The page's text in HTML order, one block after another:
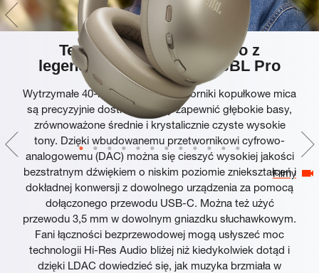
Filmy
Technologia Hi-Res Audio z
legendarnym dźwiękiem JBL Pro
Wytrzymałe 40-milimetrowe przetworniki kopułkowe mica
są precyzyjnie dostrojone, aby zapewnić głębokie basy,
zrównoważone średnie i krystalicznie czyste wysokie
tony. Dzięki wbudowanemu przetwornikowi cyfrowo-
analogowemu (DAC) można się cieszyć wysokiej jakości
bezstratnym dźwiękiem o niskim poziomie zniekształceń i
dokładnej konwersji z dowolnego urządzenia za pomocą
dołączonego przewodu USB-C. Można też użyć
przewodu 3,5 mm w dowolnym gniazdku słuchawkowym.
Fani łączności bezprzewodowej mogą usłyszeć moc
technologii Hi-Res Audio bliżej niż kiedykolwiek dotąd i
dzięki LDAC dowiedzieć się, jak muzyka brzmiała w